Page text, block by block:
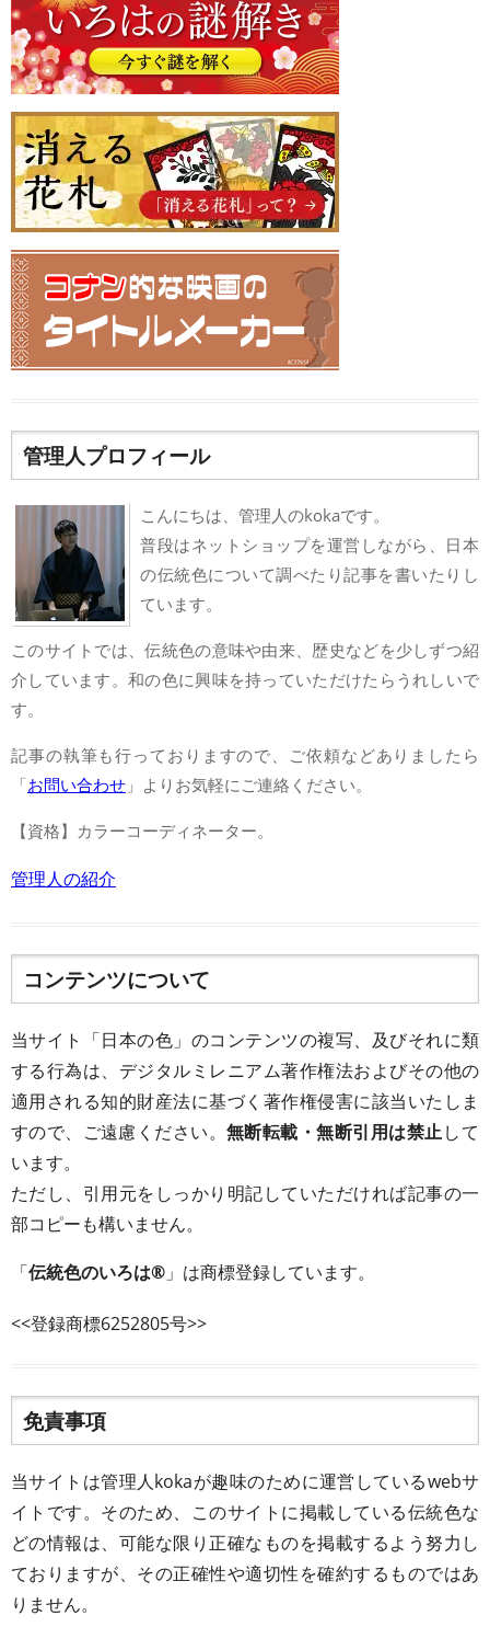
管理人プロフィール
こんにちは、管理人のkokaです。
普段はネットショップを運営しながら、日本
の伝統色について調べたり記事を書いたりし
ています。
このサイトでは、伝統色の意味や由来、歴史などを少しずつ紹
介しています。和の色に興味を持っていただけたらうれしいで
す。
記事の執筆も行っておりますので、ご依頼などありましたら
「お問い合わせ 」よりお気軽にご連絡ください。
【資格】カラーコーディネーター。
管理人の紹介
コンテンツについて
当サイト「日本の色」のコンテンツの複写、及びそれに類
する行為は、デジタルミレニアム著作権法およびその他の
適用される知的財産法に基づく著作権侵害に該当いたしま
すので、ご遠慮ください。 無断転載・無断引用は禁止して
います。
ただし、引用元をしっかり明記していただければ記事の一
部コピーも構いません。
「伝統色のいろは® 」は商標登録しています。
<<登録商標6252805号>>
免責事項
当サイトは管理人kokaが趣味のために運営しているwebサ
イトです。そのため、このサイトに掲載している伝統色な
どの情報は、可能な限り正確なものを掲載するよう努力し
ておりますが、その正確性や適切性を確約するものではあ
りません。